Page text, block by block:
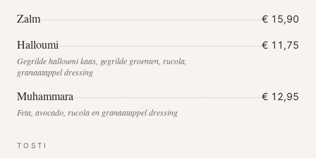
Zalm € 15,90
Halloumi € 11,75
Gegrilde halloumi kaas, gegrilde groenten, rucola,
granaatappel dressing
Muhammara € 12,95
Feta, avocado, rucola en granaatappel dressing
TOSTI